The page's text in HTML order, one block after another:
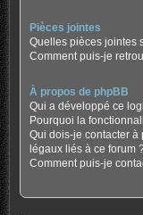
Pièces jointes
Quelles pièces jointes
Comment puis-je
À propos de phpBB
Qui a développé ce
Pourquoi la
Qui dois-je contacter à
légaux liés à ce forum
Comment puis-je